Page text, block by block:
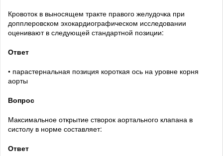
Кровоток в выносящем тракте правого желудочка при
допплеровском эхокардиографическом исследовании
оценивают в следующей стандартной позиции:
Ответ
• парастернальная позиция короткая ось на уровне корня
аорты
Вопрос
Максимальное открытие створок аортального клапана в
систолу в норме составляет:
Ответ